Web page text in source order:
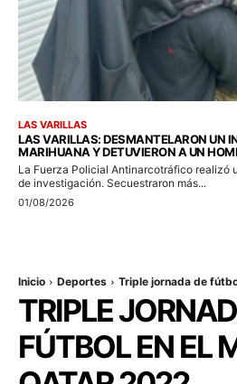
LAS VARILLAS
LAS VARILLAS: DESMANTELARON UN
MARIHUANA Y DETUVIERON A UN
La Fuerza Policial Antinarcotráfico realizó
de investigación. Secuestraron más...
01/08/2026